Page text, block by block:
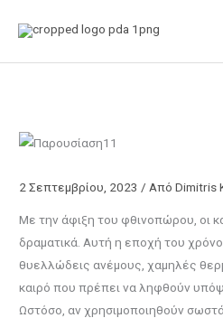
2 Σεπτεμβρίου, 2023/ ΑπόDimitris
Με την άφιξη του φθινοπώρου, οι
δραματικά. Αυτή η εποχή του
θυελλώδεις ανέμους, χαμηλές
καιρό που πρέπει να ληφθούν
Ωστόσο, αν χρησιμοποιηθούν